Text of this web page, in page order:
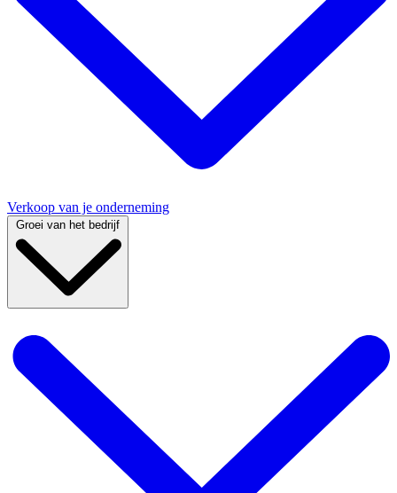
Verkoop van je onderneming
Groei van het bedrijf